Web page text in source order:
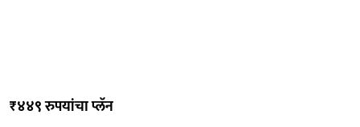
₹४४९ रुपयांचा प्लॅन